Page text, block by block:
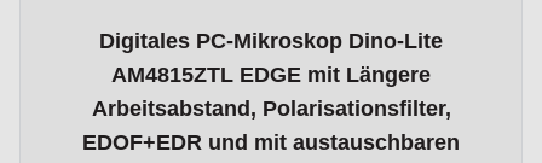
Digitales PC-Mikroskop Dino-Lite
AM4815ZTL EDGE mit Längere
Arbeitsabstand, Polarisationsfilter,
EDOF+EDR und mit austauschbaren